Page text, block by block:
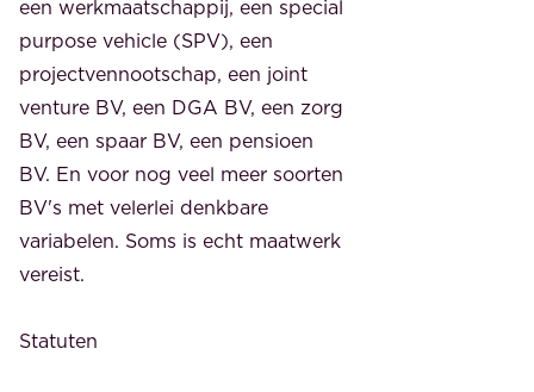
een werkmaatschappij, een special
purpose vehicle (SPV), een
projectvennootschap, een joint
venture BV, een DGA BV, een zorg
BV, een spaar BV, een pensioen
BV. En voor nog veel meer soorten
BV's met velerlei denkbare
variabelen. Soms is echt maatwerk
vereist.
Statuten